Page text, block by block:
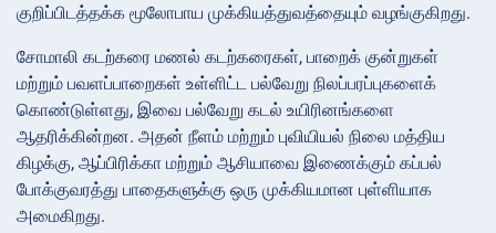
குறிப்பிடத்தக்க மூலோபாய முக்கியத்துவத்தையும் வழங்குகிறது.
சோமாலி கடற்கரை மணல் கடற்கரைகள், பாறைக் குன்றுகள்
மற்றும் பவளப்பாறைகள் உள்ளிட்ட பல்வேறு நிலப்பரப்புகளைக்
கொண்டுள்ளது, இவை பல்வேறு கடல் உயிரினங்களை
ஆதரிக்கின்றன. அதன் நீளம் மற்றும் புவியியல் நிலை மத்திய
கிழக்கு, ஆப்பிரிக்கா மற்றும் ஆசியாவை இணைக்கும் கப்பல்
போக்குவரத்து பாதைகளுக்கு ஒரு முக்கியமான புள்ளியாக
அமைகிறது.